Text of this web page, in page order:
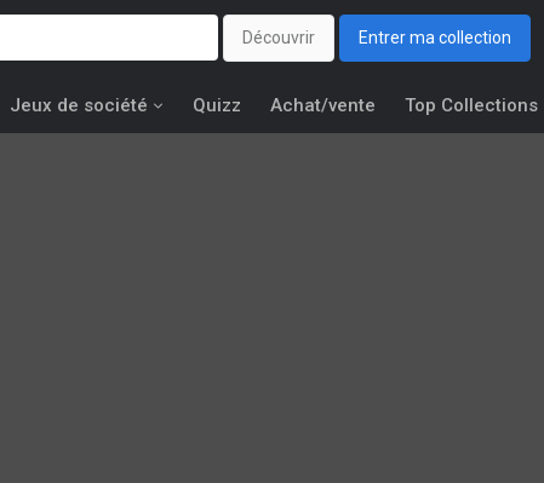
Découvrir Entrer ma collection
Jeux de société Quizz Achat/vente Top Collections